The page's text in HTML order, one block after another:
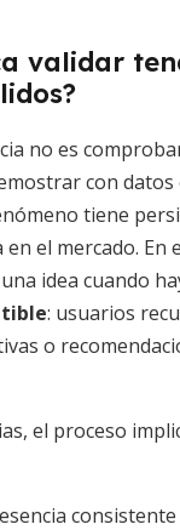
validar
no es
con datos
tiene
el mercado. En
idea cuando
: usuarios
o
el proceso